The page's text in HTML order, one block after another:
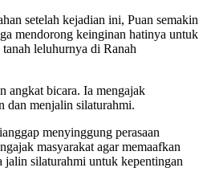
setelah kejadian ini, Puan semakin
mendorong keinginan hatinya untuk
leluhurnya di Ranah
angkat bicara. Ia mengajak
dan menjalin silaturahmi.
menyinggung perasaan
masyarakat agar memaafkan
jalin silaturahmi untuk kepentingan